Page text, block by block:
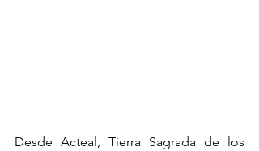
Desde Acteal, Tierra Sagrada de los